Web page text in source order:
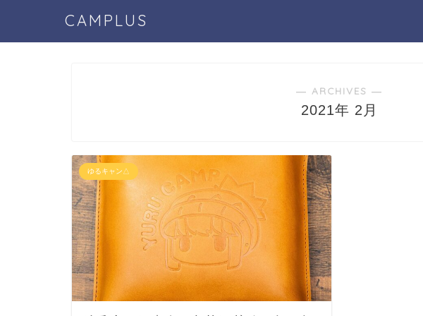
CAMPLUS
― ARCHIVES ―
2021年 2月
ゆるキャン△